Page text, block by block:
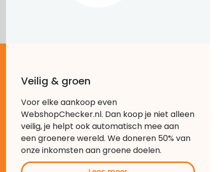
Veilig & groen
Voor elke aankoop even
WebshopChecker.nl. Dan koop je niet alleen
veilig, je helpt ook automatisch mee aan
een groenere wereld. We doneren 50% van
onze inkomsten aan groene doelen.